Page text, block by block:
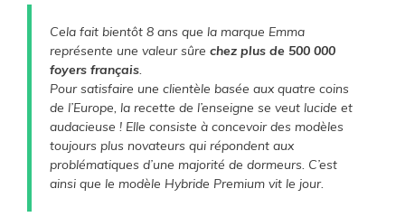
y
i
d
Cela fait bientôt 8 ans que la marque Emma
représente une valeur sûre chez plus de 500 000
foyers français.
Pour satisfaire une clientèle basée aux quatre coins
de l’Europe, la recette de l’enseigne se veut lucide et
audacieuse ! Elle consiste à concevoir des modèles
toujours plus novateurs qui répondent aux
problématiques d’une majorité de dormeurs. C’est
ainsi que le modèle Hybride Premium vit le jour.